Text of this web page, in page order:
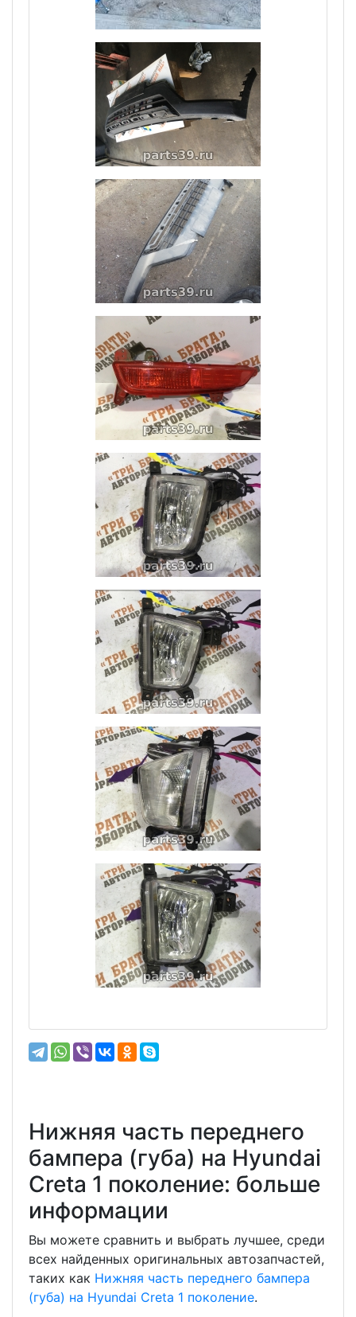
Нижняя часть переднего
бампера (губа) на Hyundai
Creta 1 поколение: больше
информации
Вы можете сравнить и выбрать лучшее, среди
всех найденных оригинальных автозапчастей,
таких как Нижняя часть переднего бампера
(губа) на Hyundai Creta 1 поколение.